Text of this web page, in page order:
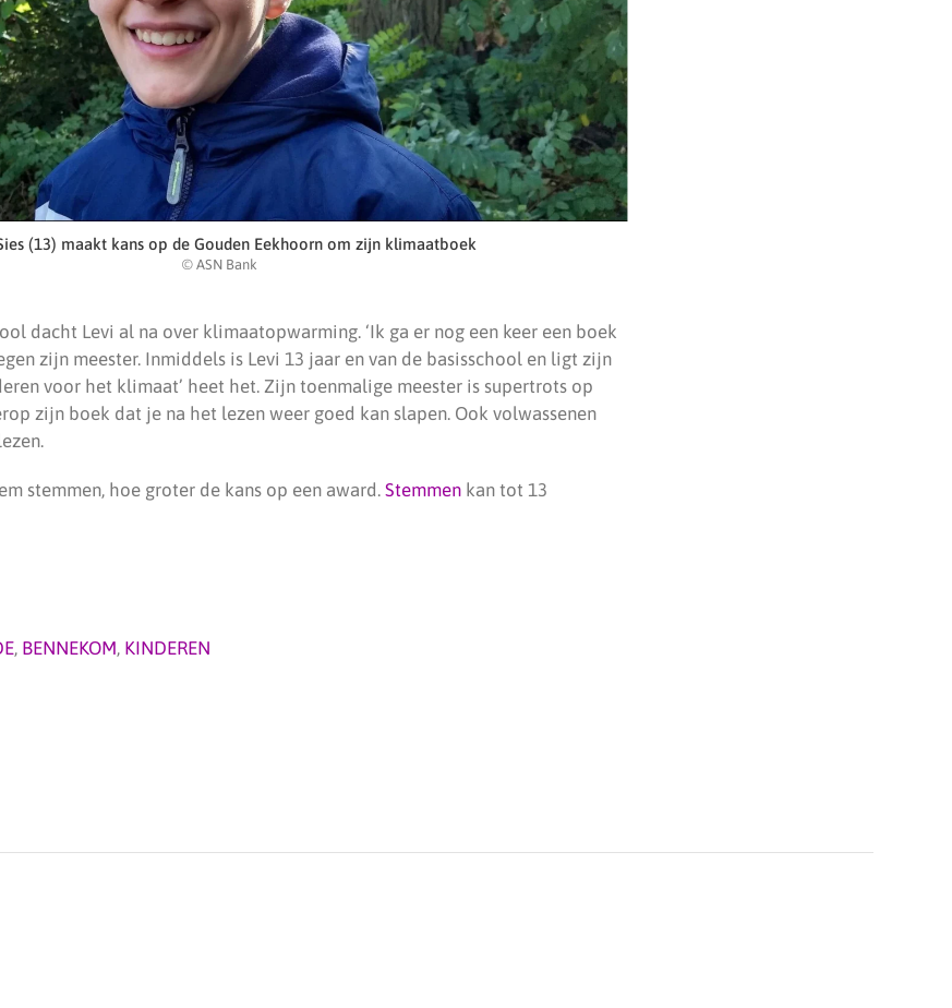
(13) maakt kans op de Gouden Eekhoorn om zijn klimaatboek
© ASN Bank
dacht Levi al na over klimaatopwarming. ‘Ik ga er nog een keer een boek
zijn meester. Inmiddels is Levi 13 jaar en van de basisschool en ligt zijn
voor het klimaat’ heet het. Zijn toenmalige meester is supertrots op
zijn boek dat je na het lezen weer goed kan slapen. Ook volwassenen
stemmen, hoe groter de kans op een award. Stemmen kan tot 13
, BENNEKOM, KINDEREN